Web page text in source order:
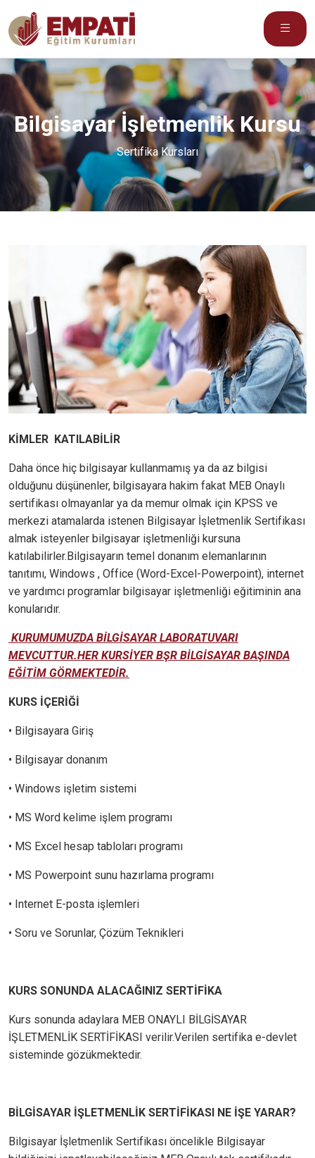
Bilgisayar İşletmenlik Kursu
Sertifika Kursları
KİMLER KATILABİLİR
Daha önce hiç bilgisayar kullanmamış ya da az bilgisi
olduğunu düşünenler, bilgisayara hakim fakat MEB Onaylı
sertifikası olmayanlar ya da memur olmak için KPSS ve
merkezi atamalarda istenen Bilgisayar İşletmenlik Sertifikası
almak isteyenler bilgisayar işletmenliği kursuna
katılabilirler.Bilgisayarın temel donanım elemanlarının
tanıtımı, Windows , Office (Word-Excel-Powerpoint), internet
ve yardımcı programlar bilgisayar işletmenliği eğitiminin ana
konularıdır.
KURUMUMUZDA BİLGİSAYAR LABORATUVARI
MEVCUTTUR.HER KURSİYER BŞR BİLGİSAYAR BAŞINDA
EĞİTİM GÖRMEKTEDİR.
KURS İÇERİĞİ
• Bilgisayara Giriş
• Bilgisayar donanım
• Windows işletim sistemi
• MS Word kelime işlem programı
• MS Excel hesap tabloları programı
• MS Powerpoint sunu hazırlama programı
• Internet E-posta işlemleri
• Soru ve Sorunlar, Çözüm Teknikleri
KURS SONUNDA ALACAĞINIZ SERTİFİKA
Kurs sonunda adaylara MEB ONAYLI BİLGİSAYAR
İŞLETMENLİK SERTİFİKASI verilir.Verilen sertifika e-devlet
sisteminde gözükmektedir.
BİLGİSAYAR İŞLETMENLİK SERTİFİKASI NE İŞE YARAR?
Bilgisayar İşletmenlik Sertifikası öncelikle Bilgisayar